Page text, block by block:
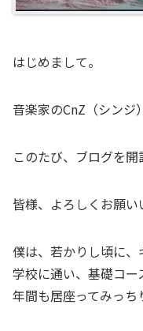
はじめまして。
音楽家のCnZ（シンジ
このたび、ブログを開
皆様、よろしくお願い
僕は、若かりし頃に
学校に通い、基礎コ
年間も居座ってみっち